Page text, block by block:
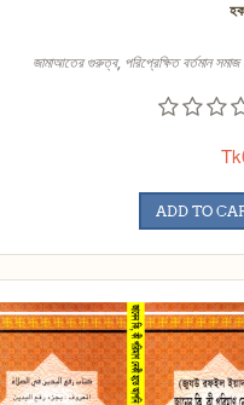
হক
জামাআতের গুরুত্ব, পরিপ্রেক্ষিত বর্তমান সমাজ
ADD TO